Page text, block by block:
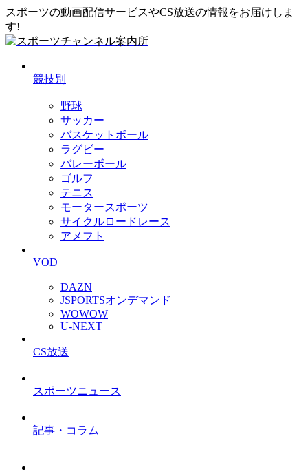
スポーツの動画配信サービスやCS放送の情報をお届けしま
す!
競技別
野球
サッカー
バスケットボール
ラグビー
バレーボール
ゴルフ
テニス
モータースポーツ
サイクルロードレース
アメフト
VOD
DAZN
JSPORTSオンデマンド
WOWOW
U-NEXT
CS放送
スポーツニュース
記事・コラム